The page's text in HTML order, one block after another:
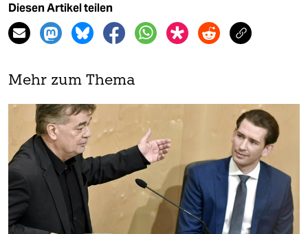
Diesen Artikel teilen
Mehr zum Thema